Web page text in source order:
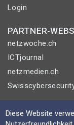
Login
PARTNER-
netzwoche.ch
ICTjournal
netzmedien.ch
©
Impressum
Diese Website